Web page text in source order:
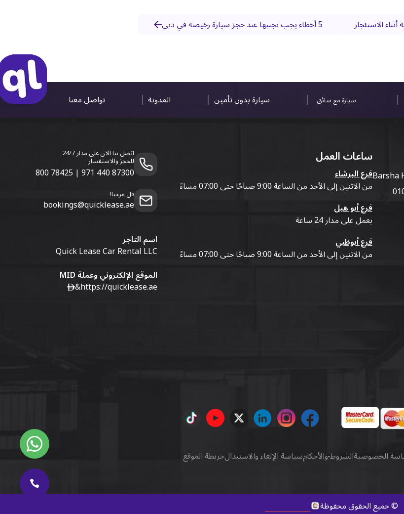
الاستئجار 5 أخطاء يجب تجنبها عند حجز سيارة رخيصة في دبي
سيارة مع سائق سيارة بدون تأمين المدونة تواصل معنا
Barsha
ساعات العمل
فرع البرشاء
من الاثنين إلى الأحد من الساعة 9:00 صباحًا حتى 07:00 مساءً
فرع أبو هيل
يعمل على مدار 24 ساعة
فرع أبوظبي
من الاثنين إلى الأحد من الساعة 9:00 صباحًا حتى 07:00 مساءً
اتصل بنا الآن على مدار 24/7
للحجز والاستفسار
800 78425 | 971 440 87300
قل مرحبا!
bookings@quicklease.ae
اسم التاجر
Quick Lease Car Rental LLC
الموقع الإلكتروني وعملة MID
https://quicklease.ae
&
الخصوصيةالشروط والأحكامسياسة الإلغاء والاستبدالخريطة الموقع
©جميع الحقوق محفوظة